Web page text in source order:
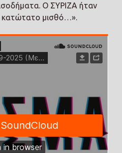
Ο ΣΥΡΙΖΑ ήταν
κατώτατο μισθό…».